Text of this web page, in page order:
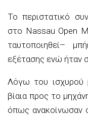
Το περιστατικό
στο Nassau Open
ταυτοποιηθεί–
εξέτασης ενώ ήταν
Λόγω του ισχυρού
βίαια προς το
όπως ανακοίνωσαν